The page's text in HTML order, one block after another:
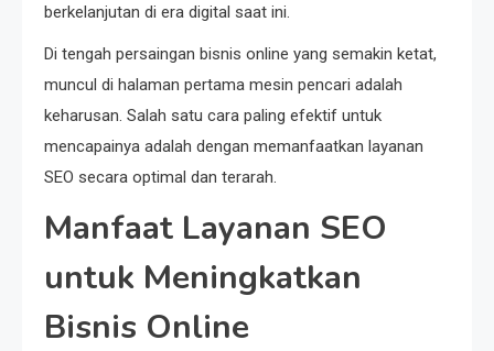
berkelanjutan di era digital saat ini.
Di tengah persaingan bisnis online yang semakin ketat,
muncul di halaman pertama mesin pencari adalah
keharusan. Salah satu cara paling efektif untuk
mencapainya adalah dengan memanfaatkan layanan
SEO secara optimal dan terarah.
Manfaat Layanan SEO
untuk Meningkatkan
Bisnis Online